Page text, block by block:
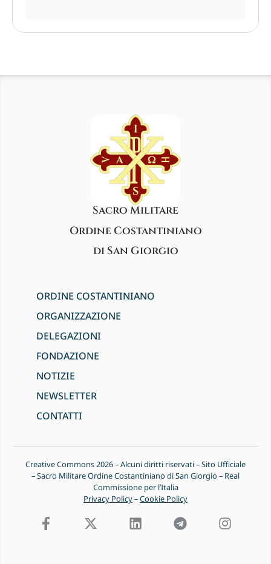
Sacro Militare
Ordine Costantiniano
di San Giorgio
ORDINE COSTANTINIANO
ORGANIZZAZIONE
DELEGAZIONI
FONDAZIONE
NOTIZIE
NEWSLETTER
CONTATTI
Creative Commons 2026 – Alcuni diritti riservati – Sito Ufficiale
– Sacro Militare Ordine Costantiniano di San Giorgio – Real
Commissione per l’Italia
Privacy Policy–Cookie Policy